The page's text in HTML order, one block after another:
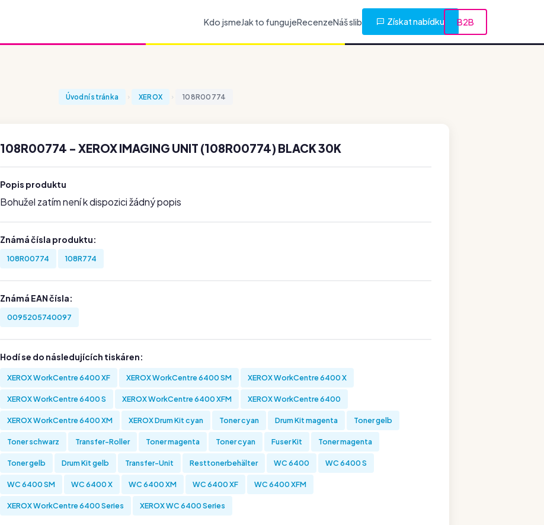
Kdo jsmeJak to fungujeRecenzeNáš slib Získat nabídku B2B
Úvodní stránka XEROX 108R00774
108R00774 - XEROX IMAGING UNIT (108R00774) BLACK 30K
Popis produktu
Bohužel zatím není k dispozici žádný popis
Známá čísla produktu:
108R00774 108R774
Známá EAN čísla:
0095205740097
Hodí se do následujících tiskáren:
XEROX WorkCentre 6400 XF XEROX WorkCentre 6400 SM XEROX WorkCentre 6400 X
XEROX WorkCentre 6400 S XEROX WorkCentre 6400 XFM XEROX WorkCentre 6400
XEROX WorkCentre 6400 XM XEROX Drum Kit cyan Toner cyan Drum Kit magenta Toner gelb
Toner schwarz Transfer-Roller Toner magenta Toner cyan Fuser Kit Toner magenta
Toner gelb Drum Kit gelb Transfer-Unit Resttonerbehälter WC 6400 WC 6400 S
WC 6400 SM WC 6400 X WC 6400 XM WC 6400 XF WC 6400 XFM
XEROX WorkCentre 6400 Series XEROX WC 6400 Series